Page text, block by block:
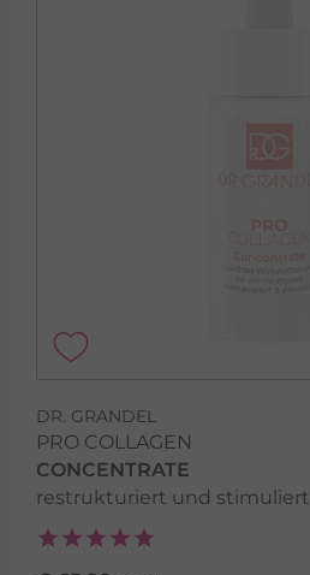
DR. GRANDEL
PRO COLLAGEN
CONCENTRATE
restrukturiert und stimuliert